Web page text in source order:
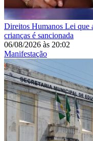
Direitos Humanos Lei que
crianças é sancionada
06/08/2026 às 20:02
Manifestação